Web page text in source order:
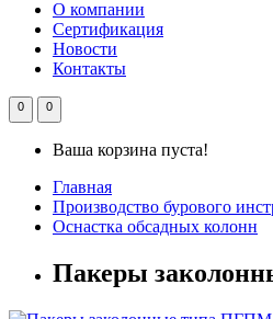
О компании
Сертификация
Новости
Контакты
0 0
Ваша корзина пуста!
Главная
Производство бурового
Оснастка обсадных колонн
Пакеры